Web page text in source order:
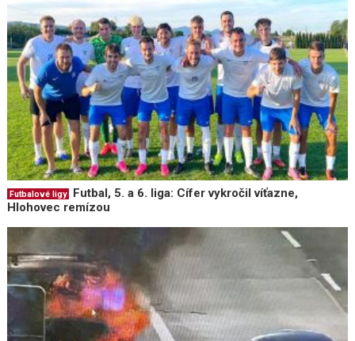
Futbalové ligy
Futbal, 5. a 6. liga: Cífer vykročil víťazne,
Hlohovec remízou